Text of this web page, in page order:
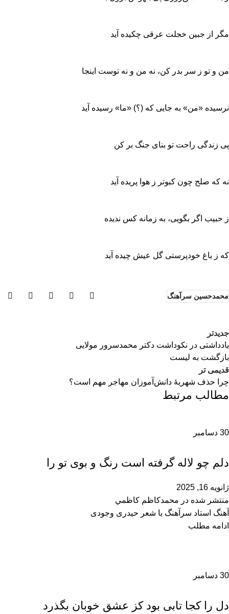
مگر از جبین خجلت عرقی چکیده آید
من و تو ز سر بدر کن‌، نه من و نه توست اینجا
نرسیده «من» به جایی که (؟) «ما» رسیده آید
پی زندگی راحت تو بنای جنگ بر کن‌
نه که صلح چون کبوتر ز هوا پریده آید
ز حبیب اگر بگویی‌، به زمانه کس ندیده‌
که ز باغ خودپرستی گل عیش چیده آید
محمدحسین سرآهنگ
جدیدتر
یادداشتی در نکوداشت دکتر محمدسرور مولایی‌
بازگشت به لیست
قدیمی تر
چرا حذف شهریۀ دانش‌آموزان مهاجر مهم است؟
مطالب مرتبط
30 دسامبر
دلم چو لاله گرفته است رنگ و بوی تو را
ژانویه 16, 2025
منتشر شده در محمدكاظم كاظمي
آهنگ استاد سرآهنگ با شعر حیدری وجودی
ادامه مطلب
30 دسامبر
دل را کجا تابی بود کز عشق خوبان بگذرد